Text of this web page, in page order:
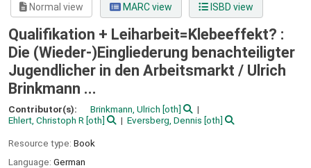
Normal view MARC view ISBD view
Qualifikation + Leiharbeit=Klebeeffekt? :
Die (Wieder-)Eingliederung benachteiligter
Jugendlicher in den Arbeitsmarkt / Ulrich
Brinkmann ...
Contributor(s): Brinkmann, Ulrich [oth]
Ehlert, Christoph R [oth] Eversberg, Dennis [oth]
Resource type: Book
Language: German